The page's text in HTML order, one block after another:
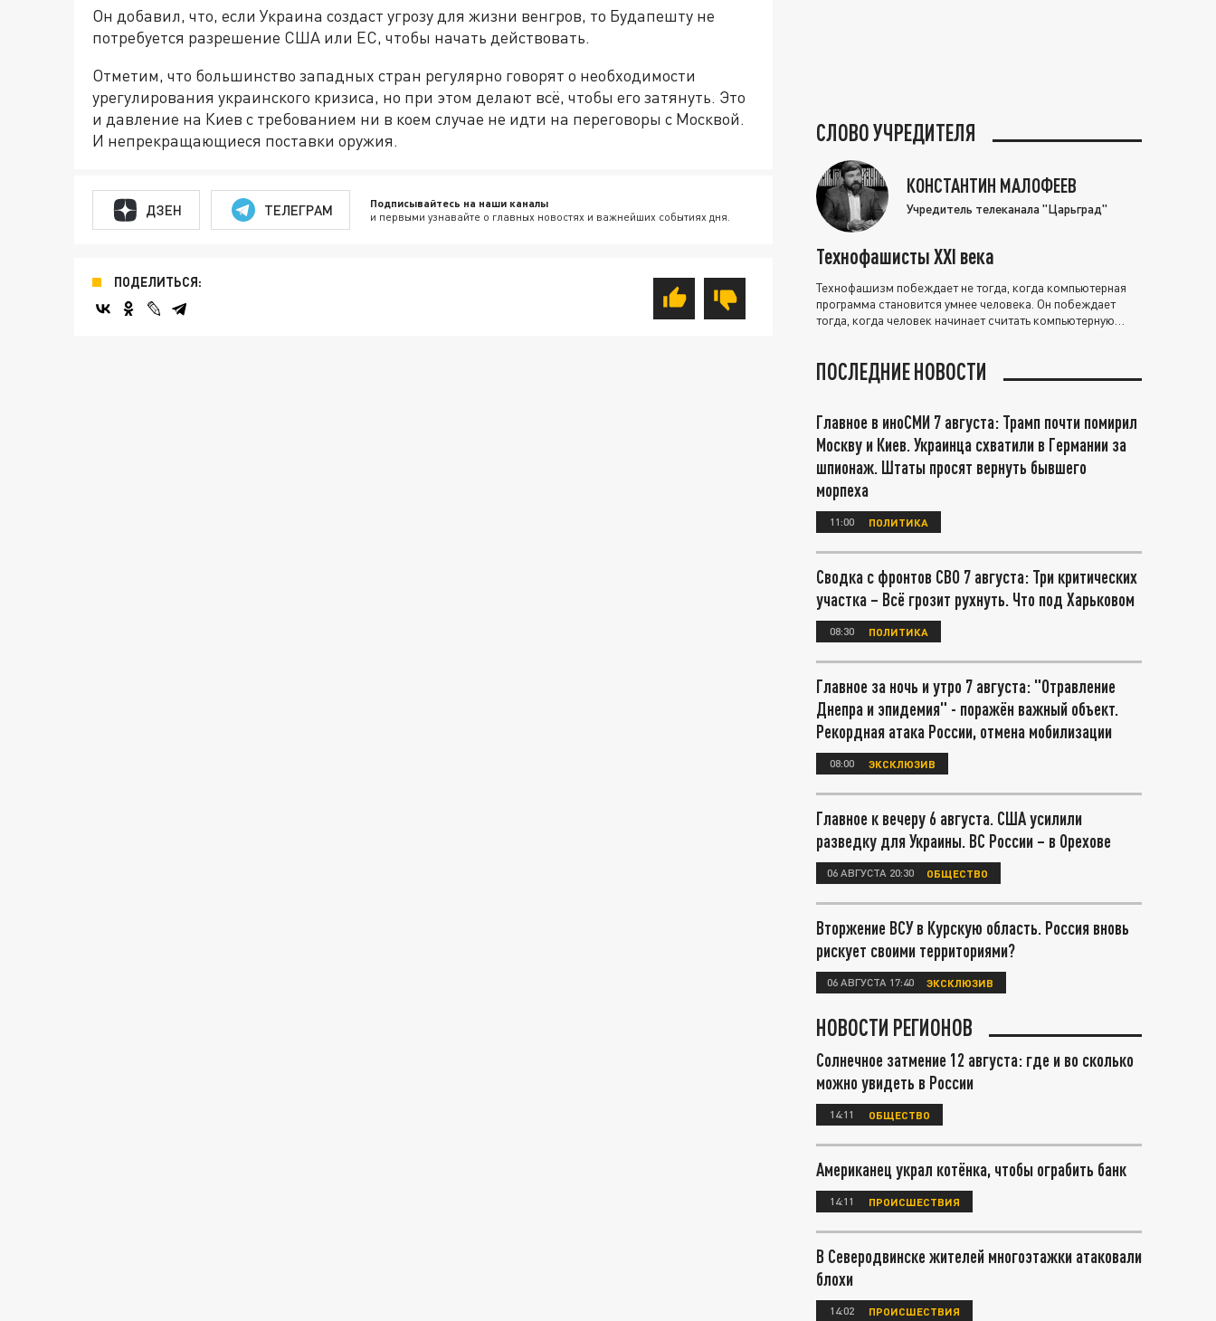
Он добавил, что, если Украина создаст угрозу для жизни венгров, то Будапешту не
потребуется разрешение США или ЕС, чтобы начать действовать.
Отметим, что большинство западных стран регулярно говорят о необходимости
урегулирования украинского кризиса, но при этом делают всё, чтобы его затянуть. Это
и давление на Киев с требованием ни в коем случае не идти на переговоры с Москвой.
И непрекращающиеся поставки оружия.
ДЗЕН ТЕЛЕГРАМ Подписывайтесь на наши каналы
и первыми узнавайте о главных новостях и важнейших событиях дня.
ПОДЕЛИТЬСЯ:
СЛОВО УЧРЕДИТЕЛЯ
КОНСТАНТИН МАЛОФЕЕВ
Учредитель телеканала "Царьград"
Технофашисты XXI века
Технофашизм побеждает не тогда, когда компьютерная
программа становится умнее человека. Он побеждает
тогда, когда человек начинает считать компьютерную
ПОСЛЕДНИЕ НОВОСТИ
Главное в иноСМИ 7 августа: Трамп почти помирил
Москву и Киев. Украинца схватили в Германии за
шпионаж. Штаты просят вернуть бывшего
морпеха
11:00 ПОЛИТИКА
Сводка с фронтов СВО 7 августа: Три критических
участка – Всё грозит рухнуть. Что под Харьковом
08:30 ПОЛИТИКА
Главное за ночь и утро 7 августа: "Отравление
Днепра и эпидемия" - поражён важный объект.
Рекордная атака России, отмена мобилизации
08:00 ЭКСКЛЮЗИВ
Главное к вечеру 6 августа. США усилили
разведку для Украины. ВС России – в Орехове
06 АВГУСТА 20:30 ОБЩЕСТВО
Вторжение ВСУ в Курскую область. Россия вновь
рискует своими территориями?
06 АВГУСТА 17:40 ЭКСКЛЮЗИВ
НОВОСТИ РЕГИОНОВ
Солнечное затмение 12 августа: где и во сколько
можно увидеть в России
14:11 ОБЩЕСТВО
Американец украл котёнка, чтобы ограбить банк
14:11 ПРОИСШЕСТВИЯ
В Северодвинске жителей многоэтажки атаковали
блохи
14:02 ПРОИСШЕСТВИЯ